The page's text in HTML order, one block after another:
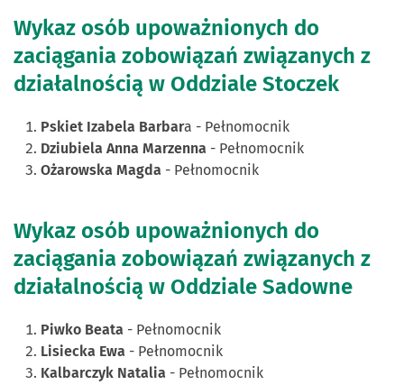
Wykaz osób upoważnionych do
zaciągania zobowiązań związanych z
działalnością w Oddziale Stoczek
Pskiet Izabela Barbara - Pełnomocnik
Dziubiela Anna Marzenna - Pełnomocnik
Ożarowska Magda - Pełnomocnik
Wykaz osób upoważnionych do
zaciągania zobowiązań związanych z
działalnością w Oddziale Sadowne
Piwko Beata - Pełnomocnik
Lisiecka Ewa - Pełnomocnik
Kalbarczyk Natalia - Pełnomocnik